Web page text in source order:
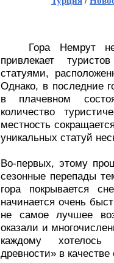
Гора Немрут не
привлекает
статуями,
Однако, в последние
в плачевном
количество
местность
уникальных статуй
Во-первых, этому
сезонные перепады
гора покрывается
начинается очень
не самое лучшее
оказали и
каждому хотелось
древности» в качестве